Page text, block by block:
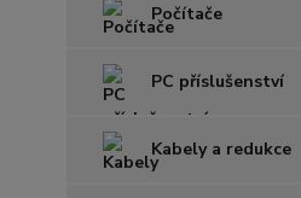
Počítače
PC příslušenství
Kabely a redukce